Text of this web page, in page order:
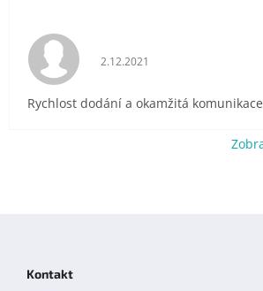
Hodnocení obchodu je 5 z 5
2.12.2021
Rychlost dodání a okamžitá komunikace
Kontakt